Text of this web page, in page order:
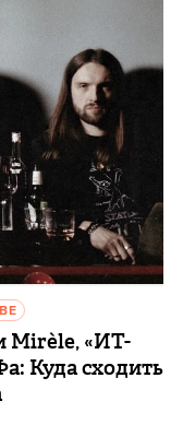
Mirèle, «ИТ-
Куда сходить